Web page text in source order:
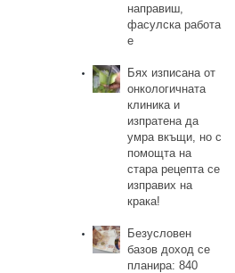
направиш,
фасулска работа
е
Бях изписана от
онкологичната
клиника и
изпратена да
умра вкъщи, но с
помощта на
стара рецепта се
изправих на
крака!
Безусловен
базов доход се
планира: 840